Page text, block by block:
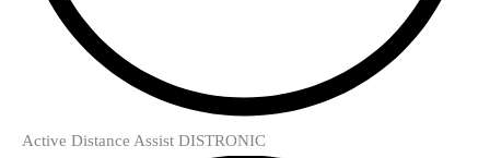
Active Distance Assist DISTRONIC